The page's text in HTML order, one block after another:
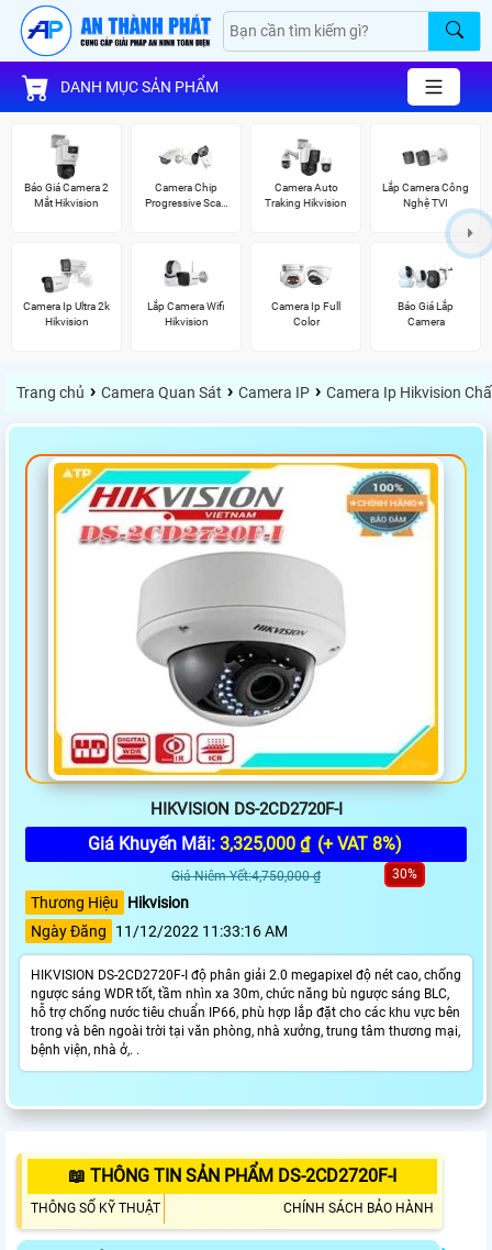
DANH MỤC SẢN PHẨM
Báo Giá Camera 2
Mắt Hikvision
Camera Chip
Progressive Scan
Camera Auto
Traking Hikvision
Lắp Camera Công
Nghệ TVI
Camera Ip Ultra 2k
Hikvision
Lắp Camera Wifi
Hikvision
Camera Ip Full
Color
Báo Giá Lắp
Camera
Trang chủ › Camera Quan Sát › Camera IP › Camera Ip Hikvision
HIKVISION DS-2CD2720F-I
Giá Khuyến Mãi: 3,325,000 ₫ (+ VAT 8%)
Giá Niêm Yết:4,750,000 ₫ 30%
Thương Hiệu
Hikvision
Ngày Đăng
11/12/2022 11:33:16 AM
HIKVISION DS-2CD2720F-I độ phân giải 2.0 megapixel độ nét cao, chống
ngược sáng WDR tốt, tầm nhìn xa 30m, chức năng bù ngược sáng BLC,
hỗ trợ chống nước tiêu chuẩn IP66, phù hợp lắp đặt cho các khu vực bên
trong và bên ngoài trời tại văn phòng, nhà xưởng, trung tâm thương mại,
bệnh viện, nhà ở,. .
📖 THÔNG TIN SẢN PHẨM DS-2CD2720F-I
THÔNG SỐ KỸ THUẬT CHÍNH SÁCH BẢO HÀNH